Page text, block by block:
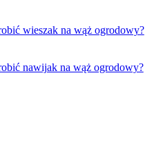
wieszak na wąż ogrodowy?
nawijak na wąż ogrodowy?